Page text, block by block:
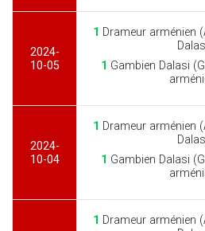
2024-
10-05
1 Drameur arménien
1 Gambien Dalasi
2024-
10-04
1 Drameur arménien
1 Gambien Dalasi
1 Drameur arménien